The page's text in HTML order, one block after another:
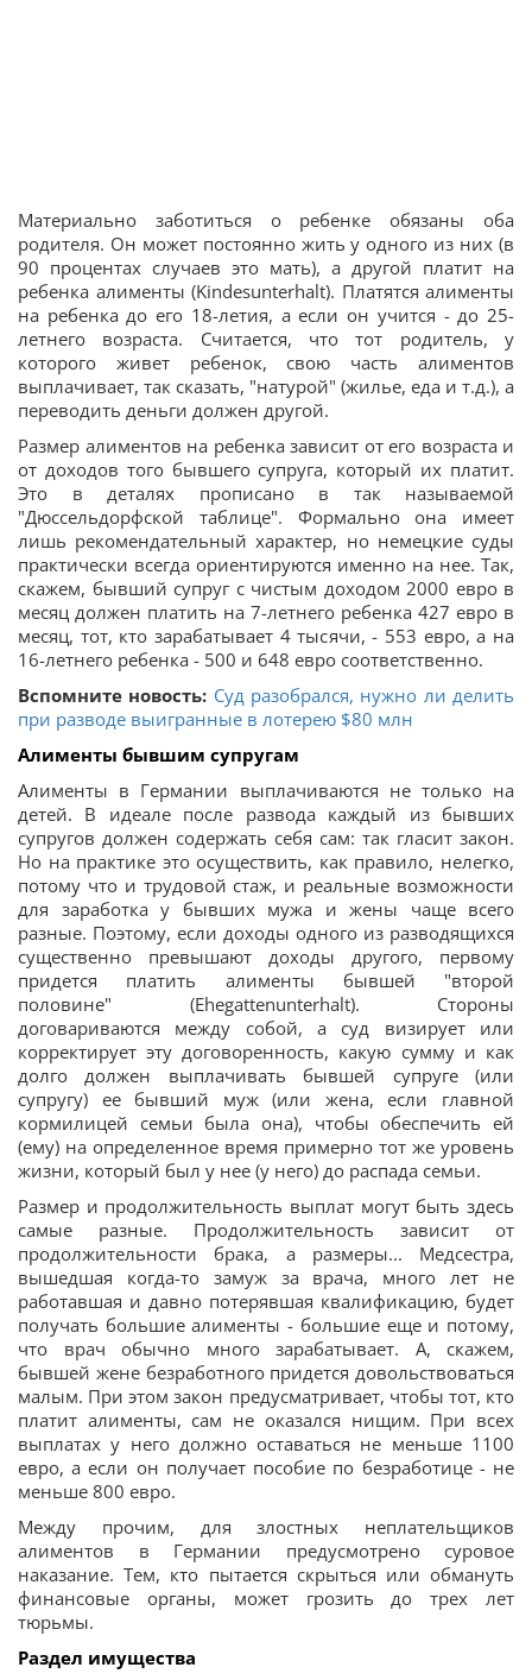
Материально заботиться о ребенке обязаны оба
родителя. Он может постоянно жить у одного из них (в
90 процентах случаев это мать), а другой платит на
ребенка алименты (Kindesunterhalt). Платятся алименты
на ребенка до его 18-летия, а если он учится - до 25-
летнего возраста. Считается, что тот родитель, у
которого живет ребенок, свою часть алиментов
выплачивает, так сказать, "натурой" (жилье, еда и т.д.), а
переводить деньги должен другой.
Размер алиментов на ребенка зависит от его возраста и
от доходов того бывшего супруга, который их платит.
Это в деталях прописано в так называемой
"Дюссельдорфской таблице". Формально она имеет
лишь рекомендательный характер, но немецкие суды
практически всегда ориентируются именно на нее. Так,
скажем, бывший супруг с чистым доходом 2000 евро в
месяц должен платить на 7-летнего ребенка 427 евро в
месяц, тот, кто зарабатывает 4 тысячи, - 553 евро, а на
16-летнего ребенка - 500 и 648 евро соответственно.
Вспомните новость: Суд разобрался, нужно ли делить
при разводе выигранные в лотерею $80 млн
Алименты бывшим супругам
Алименты в Германии выплачиваются не только на
детей. В идеале после развода каждый из бывших
супругов должен содержать себя сам: так гласит закон.
Но на практике это осуществить, как правило, нелегко,
потому что и трудовой стаж, и реальные возможности
для заработка у бывших мужа и жены чаще всего
разные. Поэтому, если доходы одного из разводящихся
существенно превышают доходы другого, первому
придется платить алименты бывшей "второй
половине" (Ehegattenunterhalt). Стороны
договариваются между собой, а суд визирует или
корректирует эту договоренность, какую сумму и как
долго должен выплачивать бывшей супруге (или
супругу) ее бывший муж (или жена, если главной
кормилицей семьи была она), чтобы обеспечить ей
(ему) на определенное время примерно тот же уровень
жизни, который был у нее (у него) до распада семьи.
Размер и продолжительность выплат могут быть здесь
самые разные. Продолжительность зависит от
продолжительности брака, а размеры... Медсестра,
вышедшая когда-то замуж за врача, много лет не
работавшая и давно потерявшая квалификацию, будет
получать большие алименты - большие еще и потому,
что врач обычно много зарабатывает. А, скажем,
бывшей жене безработного придется довольствоваться
малым. При этом закон предусматривает, чтобы тот, кто
платит алименты, сам не оказался нищим. При всех
выплатах у него должно оставаться не меньше 1100
евро, а если он получает пособие по безработице - не
меньше 800 евро.
Между прочим, для злостных неплательщиков
алиментов в Германии предусмотрено суровое
наказание. Тем, кто пытается скрыться или обмануть
финансовые органы, может грозить до трех лет
тюрьмы.
Раздел имущества